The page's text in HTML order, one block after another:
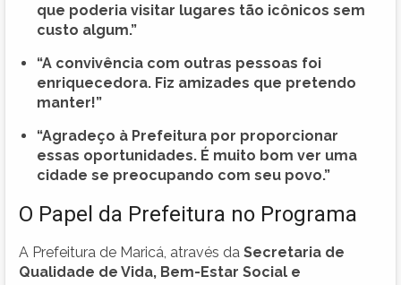
que poderia visitar lugares tão icônicos sem
custo algum.”
“A convivência com outras pessoas foi
enriquecedora. Fiz amizades que pretendo
manter!”
“Agradeço à Prefeitura por proporcionar
essas oportunidades. É muito bom ver uma
cidade se preocupando com seu povo.”
O Papel da Prefeitura no Programa
A Prefeitura de Maricá, através da Secretaria de
Qualidade de Vida, Bem-Estar Social e